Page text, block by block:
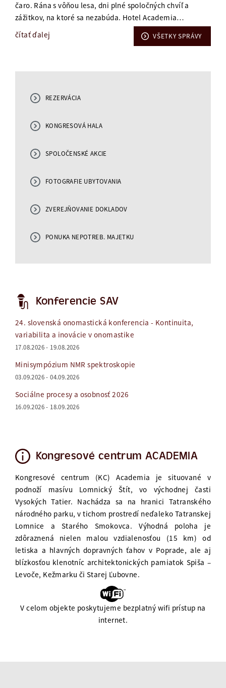
čaro. Rána s vôňou lesa, dni plné spoločných chvíľ a
zážitkov, na ktoré sa nezabúda. Hotel Academia…
čítať ďalej
VŠETKY SPRÁVY
REZERVÁCIA
KONGRESOVÁ HALA
SPOLOČENSKÉ AKCIE
FOTOGRAFIE UBYTOVANIA
ZVEREJŇOVANIE DOKLADOV
PONUKA NEPOTREB. MAJETKU
Konferencie SAV
24. slovenská onomastická konferencia - Kontinuita,
variabilita a inovácie v onomastike
17.08.2026 - 19.08.2026
Minisympózium NMR spektroskopie
03.09.2026 - 04.09.2026
Sociálne procesy a osobnosť 2026
16.09.2026 - 18.09.2026
Kongresové centrum ACADEMIA
Kongresové centrum (KC) Academia je situované v
podnoží masívu Lomnický Štít, vo východnej časti
Vysokých Tatier. Nachádza sa na hranici Tatranského
národného parku, v tichom prostredí neďaleko Tatranskej
Lomnice a Starého Smokovca. Výhodná poloha je
zdôraznená nielen malou vzdialenosťou (15 km) od
letiska a hlavných dopravných ťahov v Poprade, ale aj
blízkosťou klenotníc architektonických pamiatok Spiša –
Levoče, Kežmarku či Starej Ľubovne.
V celom objekte poskytujeme bezplatný wifi prístup na
internet.